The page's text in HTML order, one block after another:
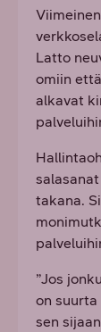
Latto
omiin
alkavat
takana.
”Jos
on
sen